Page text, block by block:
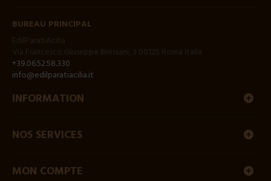
BUREAU PRINCIPAL
+39.06.52.58.330
info@edilparatiacilia.it
INFORMATION
NOS SERVICES
MON COMPTE